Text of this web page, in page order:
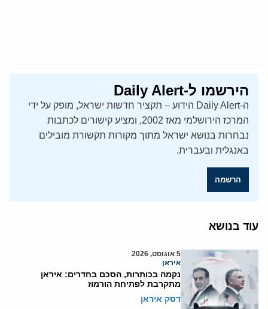
הירשמו ל-Daily Alert
ה-Daily Alert הידוע – תקציר חדשות ישראל, מופק על ידי
המרכז הירושלמי מאז 2002, ומציע קישורים לכתבות
נבחרות בנושא ישראל מתוך מקורות תקשורת מובילים
באנגלית ובעברית.
הרשמה
עוד בנושא
5 אוגוסט, 2026
איראן
נקמה בכותרות, הסכם בחדרים: איראן
מתקרבת לפתיחת הורמוז
דסק איראן